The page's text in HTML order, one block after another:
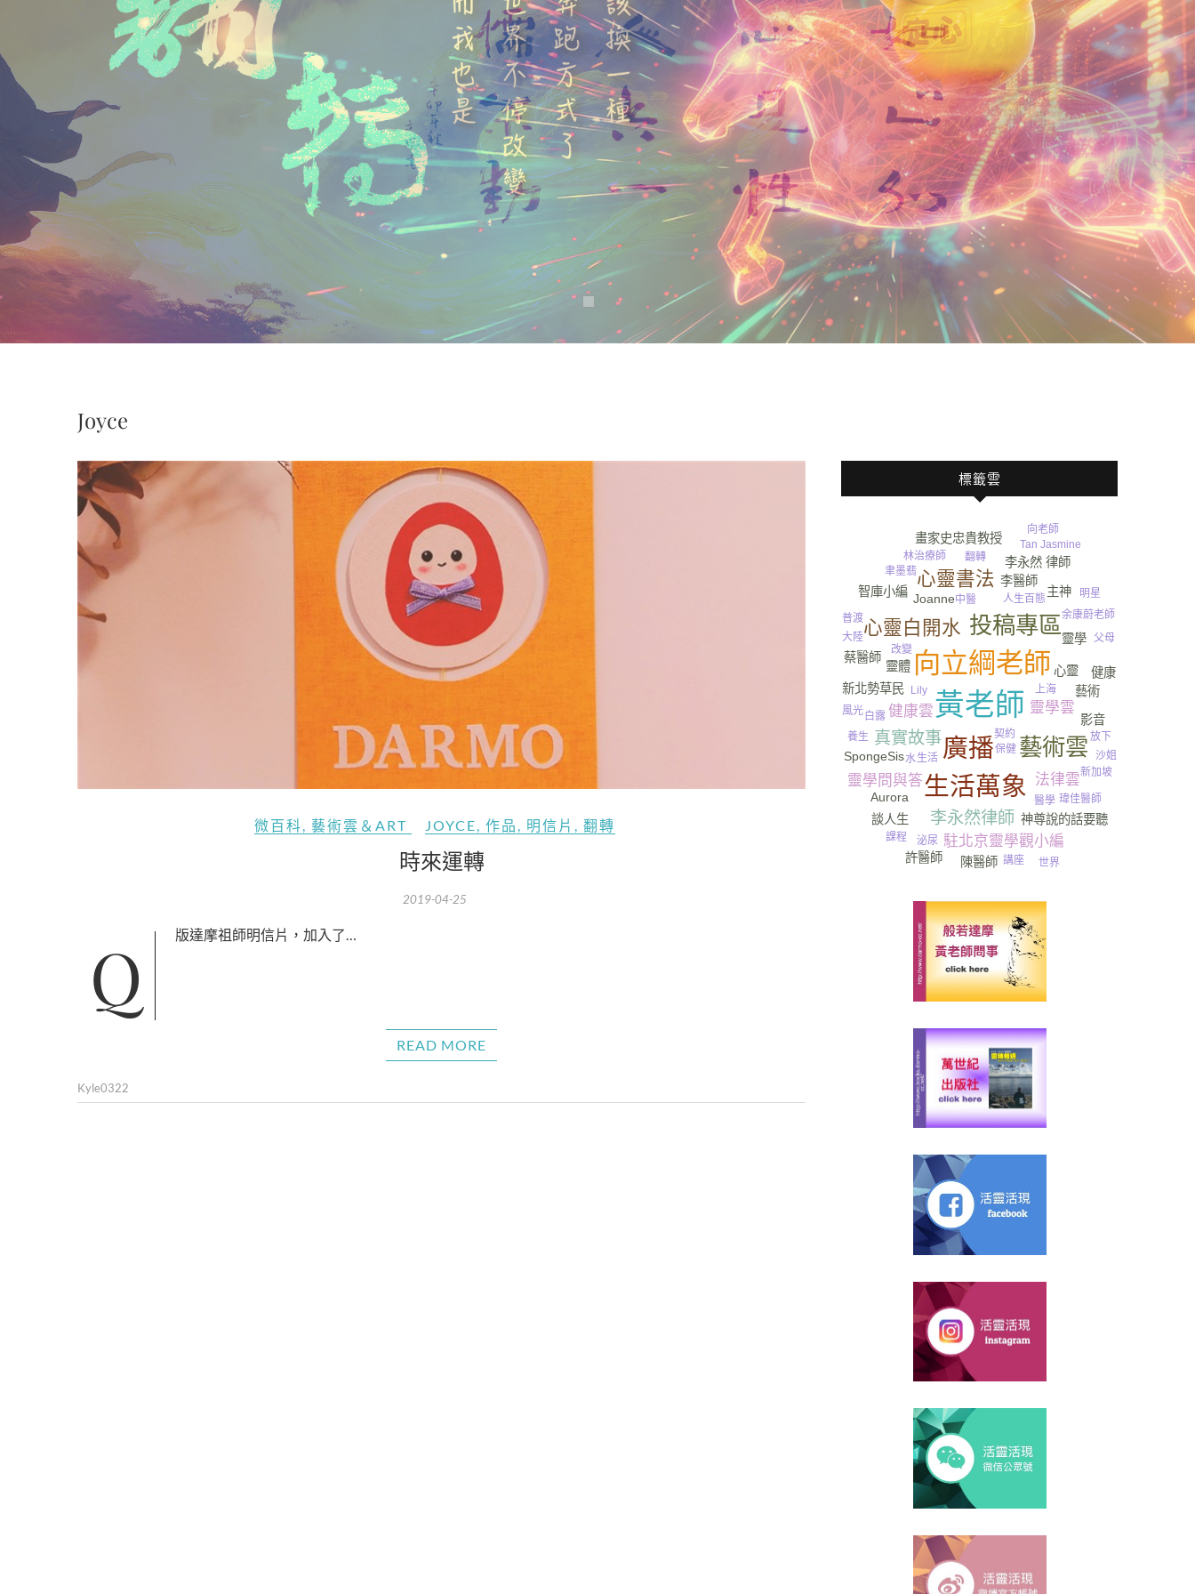
Joyce
微百科, 藝術雲＆ART JOYCE, 作品 , 明信片 , 翻轉
時來運轉
2019-04-25
Q版達摩祖師明信片，加入了…
READ MORE
Kyle0322
標籤雲
黃老師
向立綱老師
廣播
生活萬象
投稿專區
藝術雲
心靈白開水
心靈書法
李永然律師
真實故事
健康雲
靈學問與答
駐北京靈學觀小編
靈學雲
法律雲
心靈
李醫師
靈體
畫家史忠貴教授
Joanne
新北勢草民
神尊說的話要聽
靈學
蔡醫師
SpongeSis
主神
李永然 律師
影音
談人生
Aurora
健康
陳醫師
藝術
許醫師
智庫小編
林治療師
養生
Tan Jasmine
保健
上海
Lily
白露
翻轉
沙姐
余康蔚老師
醫學 瑋佳醫師
聿墨翡
講座
風光
生活
父母
新加坡
課程
人生百態
向老師
世界
大陸
中醫 明星
改變
契約
泌尿
放下
普渡
水
o
y
l